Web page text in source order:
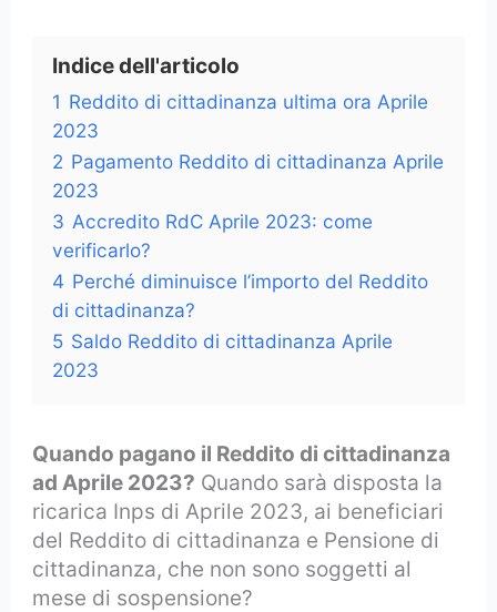
Indice dell'articolo
1 Reddito di cittadinanza ultima ora Aprile
2023
2 Pagamento Reddito di cittadinanza Aprile
2023
3 Accredito RdC Aprile 2023: come
verificarlo?
4 Perché diminuisce l’importo del Reddito
di cittadinanza?
5 Saldo Reddito di cittadinanza Aprile
2023
Quando pagano il Reddito di cittadinanza
ad Aprile 2023? Quando sarà disposta la
ricarica Inps di Aprile 2023, ai beneficiari
del Reddito di cittadinanza e Pensione di
cittadinanza, che non sono soggetti al
mese di sospensione?